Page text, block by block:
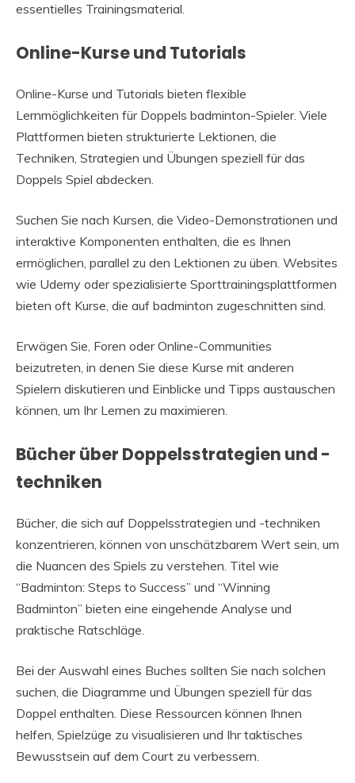
essentielles Trainingsmaterial.
Online-Kurse und Tutorials
Online-Kurse und Tutorials bieten flexible
Lernmöglichkeiten für Doppels badminton-Spieler. Viele
Plattformen bieten strukturierte Lektionen, die
Techniken, Strategien und Übungen speziell für das
Doppels Spiel abdecken.
Suchen Sie nach Kursen, die Video-Demonstrationen und
interaktive Komponenten enthalten, die es Ihnen
ermöglichen, parallel zu den Lektionen zu üben. Websites
wie Udemy oder spezialisierte Sporttrainingsplattformen
bieten oft Kurse, die auf badminton zugeschnitten sind.
Erwägen Sie, Foren oder Online-Communities
beizutreten, in denen Sie diese Kurse mit anderen
Spielern diskutieren und Einblicke und Tipps austauschen
können, um Ihr Lernen zu maximieren.
Bücher über Doppelsstrategien und -
techniken
Bücher, die sich auf Doppelsstrategien und -techniken
konzentrieren, können von unschätzbarem Wert sein, um
die Nuancen des Spiels zu verstehen. Titel wie
“Badminton: Steps to Success” und “Winning
Badminton” bieten eine eingehende Analyse und
praktische Ratschläge.
Bei der Auswahl eines Buches sollten Sie nach solchen
suchen, die Diagramme und Übungen speziell für das
Doppel enthalten. Diese Ressourcen können Ihnen
helfen, Spielzüge zu visualisieren und Ihr taktisches
Bewusstsein auf dem Court zu verbessern.